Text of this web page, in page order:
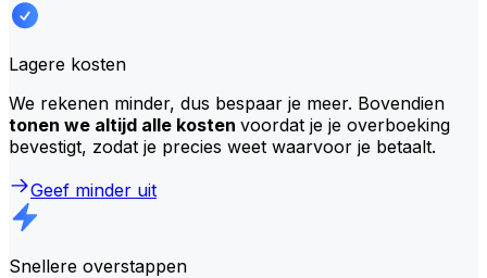
Lagere kosten
We rekenen minder, dus bespaar je meer. Bovendien
tonen we altijd alle kosten voordat je je overboeking
bevestigt, zodat je precies weet waarvoor je betaalt.
Geef minder uit
Snellere overstappen